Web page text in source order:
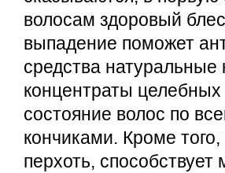
волосам здоровый
выпадение поможет
средства
концентраты
состояние волос по
кончиками. Кроме
перхоть,